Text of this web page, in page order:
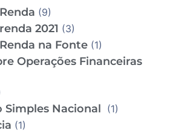
(9)
2021 (3)
na Fonte (1)
Operações Financeiras
Simples Nacional (1)
(1)